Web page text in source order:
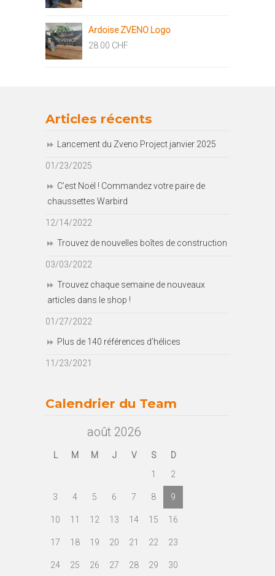
Ardoise ZVENO Logo
28.00 CHF
Articles récents
Lancement du Zveno Project janvier 2025
01/23/2025
C’est Noël ! Commandez votre paire de
chaussettes Warbird
12/14/2022
Trouvez de nouvelles boîtes de construction
03/03/2022
Trouvez chaque semaine de nouveaux
articles dans le shop !
01/27/2022
Plus de 140 références d’hélices
11/23/2021
Calendrier du Team
août 2026
L M M J V S
D
1
2
3 4 5 6 7 8 9
10 11 12 13 14 15 16
17 18 19 20 21 22 23
24 25 26 27 28 29 30